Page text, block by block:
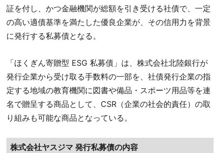
証を付し、かつ金融機関が総額を引き受ける社債で、一定
の高い適債基準を満たした優良企業が、その信用力を背景
に発行する私募債となる。
「ほくぎん寄贈型 ESG 私募債」は、株式会社北陸銀行が
発行企業から受け取る手数料の一部を、社債発行企業の指
定する地域の教育機関に図書や備品・スポーツ用品等を連
名で贈呈する商品として、CSR（企業の社会的責任）の取
り組みも可能な商品となっている。
株式会社ヤスジマ 発行私募債の内容